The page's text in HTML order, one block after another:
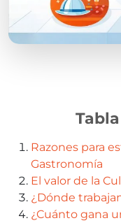
Razones para
Gastronomía
El valor de la
¿Dónde
¿Cuánto gana